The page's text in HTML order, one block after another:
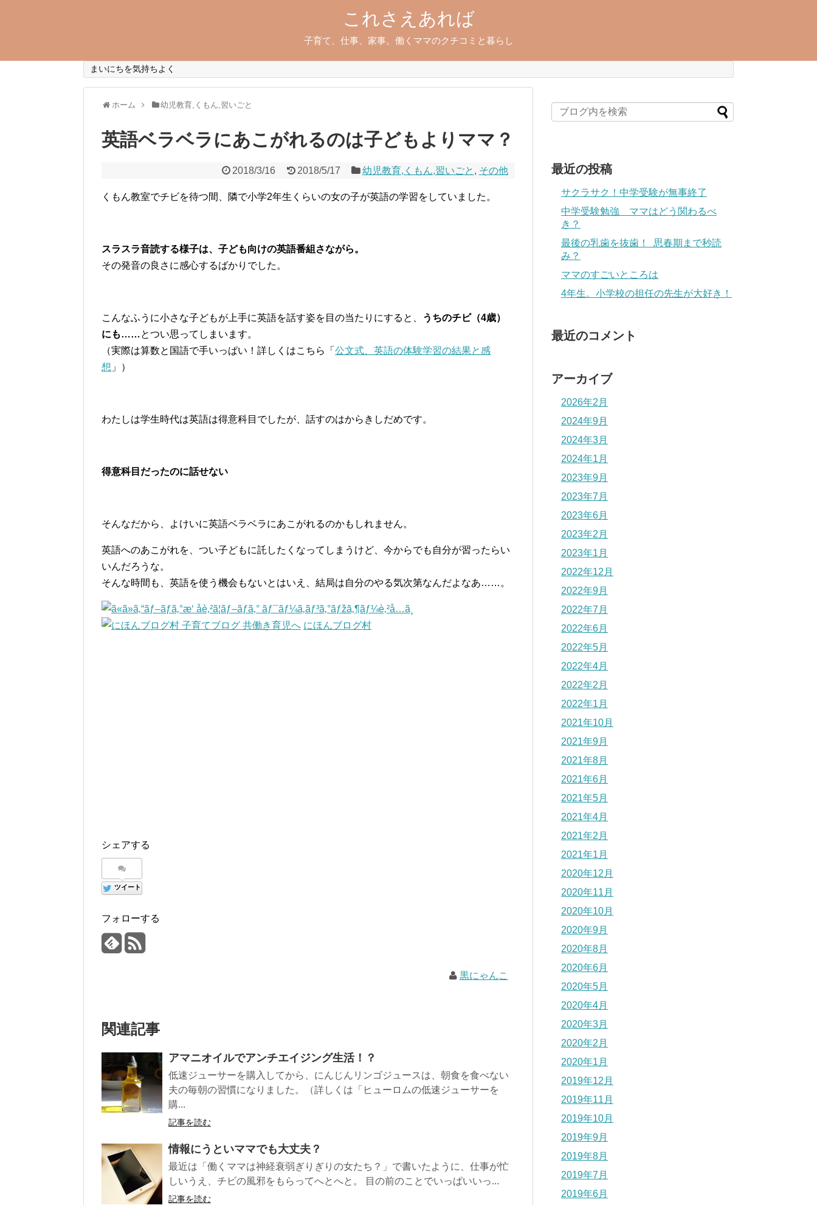
これさえあれば
子育て、仕事、家事。働くママのクチコミと暮らし
まいにちを気持ちよく
ホーム 幼児教育,くもん,習いごと
英語ベラベラにあこがれるのは子どもよりママ？
2018/3/16 2018/5/17 幼児教育,くもん,習いごと , その他
くもん教室でチビを待つ間、隣で小学2年生くらいの女の子が英語の学習をしていました。
スラスラ音読する様子は、子ども向けの英語番組さながら。
その発音の良さに感心するばかりでした。
こんなふうに小さな子どもが上手に英語を話す姿を目の当たりにすると、
うちのチビ（4歳）
にも……とつい思ってしまいます。
（実際は算数と国語で手いっぱい！詳しくはこちら「 公文式、英語の体験学習の結果と感
想 」）
わたしは学生時代は英語は得意科目でしたが、話すのはからきしだめです。
得意科目だったのに話せない
そんなだから、よけいに英語ベラベラにあこがれるのかもしれません。
英語へのあこがれを、つい子どもに託したくなってしまうけど、今からでも自分が習ったらい
いんだろうな。
そんな時間も、英語を使う機会もないとはいえ、結局は自分のやる気次第なんだよなあ……。
にほんブログ村
シェアする
ツイート
フォローする
黒にゃんこ
関連記事
アマニオイルでアンチエイジング生活！？
低速ジューサーを購入してから、にんじんリンゴジュースは、朝食を食べない
夫の毎朝の習慣になりました。（詳しくは「ヒューロムの低速ジューサーを
購...
記事を読む
情報にうといママでも大丈夫？
最近は「働くママは神経衰弱ぎりぎりの女たち？」で書いたように、仕事が忙
しいうえ、チビの風邪をもらってへとへと。 目の前のことでいっぱいいっ...
記事を読む
最近の投稿
サクラサク！中学受験が無事終了
中学受験勉強 ママはどう関わるべ
き？
最後の乳歯を抜歯！ 思春期まで秒読
み？
ママのすごいところは
4年生。小学校の担任の先生が大好き！
最近のコメント
アーカイブ
2026年2月
2024年9月
2024年3月
2024年1月
2023年9月
2023年7月
2023年6月
2023年2月
2023年1月
2022年12月
2022年9月
2022年7月
2022年6月
2022年5月
2022年4月
2022年2月
2022年1月
2021年10月
2021年9月
2021年8月
2021年6月
2021年5月
2021年4月
2021年2月
2021年1月
2020年12月
2020年11月
2020年10月
2020年9月
2020年8月
2020年6月
2020年5月
2020年4月
2020年3月
2020年2月
2020年1月
2019年12月
2019年11月
2019年10月
2019年9月
2019年8月
2019年7月
2019年6月